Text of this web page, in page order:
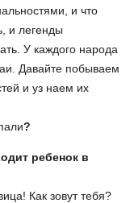
и что
и легенды
У каждого народа
Давайте побываем
и уз наем их
?
ребенок в
Как зовут тебя?